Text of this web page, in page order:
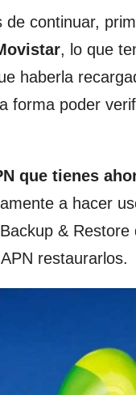
continuar,
, lo que
haberla
poder
que tienes
a hacer
&
restaurarlos.